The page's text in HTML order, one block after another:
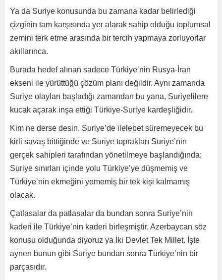
Ya da Suriye konusunda bu zamana kadar belirlediği
çizginin tam karşısında yer alarak sahip olduğu toplumsal
zemini terk etme arasında bir tercih yapmaya zorluyorlar
akıllarınca.
Burada hedef alınan sadece Türkiye’nin Rusya-İran
ekseni ile yürüttüğü çözüm planı değildir. Aynı zamanda
Suriye olayları başladığı zamandan bu yana, Suriyelilere
kucak açarak inşa ettiği Türkiye-Suriye kardeşliğidir.
Kim ne derse desin, Suriye’de ilelebet süremeyecek bu
kirli savaş bittiğinde ve Suriye toprakları Suriye’nin
gerçek sahipleri tarafından yönetilmeye başlandığında;
Suriye sınırları içinde yolu Türkiye’ye düşmemiş ve
Türkiye’nin ekmeğini yememiş bir tek kişi kalmamış
olacak.
Çatlasalar da patlasalar da bundan sonra Suriye’nin
kaderi ile Türkiye’nin kaderi birleşmiştir. Azerbaycan söz
konusu olduğunda diyoruz ya İki Devlet Tek Millet. İşte
aynen bunun gibi Suriye bundan sonra Türkiye’nin bir
parçasıdır.